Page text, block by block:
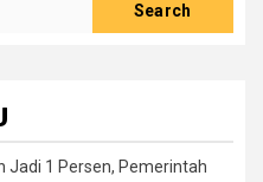
Search
Jadi 1 Persen, Pemerintah